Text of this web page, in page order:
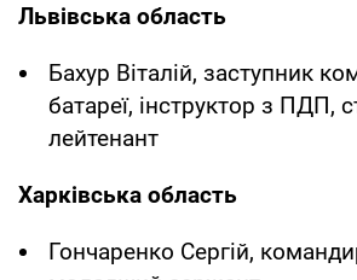
Львівська область
Бахур Віталій, заступник
батареї, інструктор з ПДП,
лейтенант
Харківська область
Гончаренко Сергій,